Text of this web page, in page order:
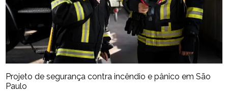
Projeto de segurança contra incêndio e pânico em São
Paulo